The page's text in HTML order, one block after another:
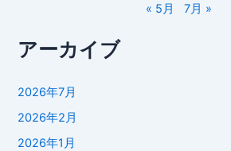
« 5月 7月 »
アーカイブ
2026年7月
2026年2月
2026年1月